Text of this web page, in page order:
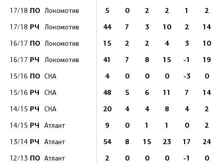
17/18 ПО Локомотив 5 0 2 2 1 2
17/18 РЧ Локомотив 44 7 3 10 2 14
16/17 ПО Локомотив 15 2 2 4 3 10
16/17 РЧ Локомотив 41 7 8 15 -1 19
15/16 ПО СКА 4 0 0 0 -3 0
15/16 РЧ СКА 48 5 6 11 7 14
14/15 РЧ СКА 20 4 4 8 4 2
14/15 РЧ Атлант 9 0 1 1 0 2
13/14 РЧ Атлант 54 8 15 23 17 24
12/13 ПО Атлант 2 0 0 0 -1 0